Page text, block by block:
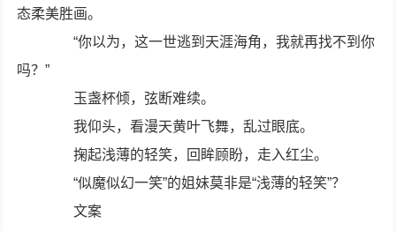
态柔美胜画。
“你以为，这一世逃到天涯海角，我就再找不到你
吗？”
玉盏杯倾，弦断难续。
我仰头，看漫天黄叶飞舞，乱过眼底。
掬起浅薄的轻笑，回眸顾盼，走入红尘。
“似魔似幻一笑”的姐妹莫非是“浅薄的轻笑”？
文案